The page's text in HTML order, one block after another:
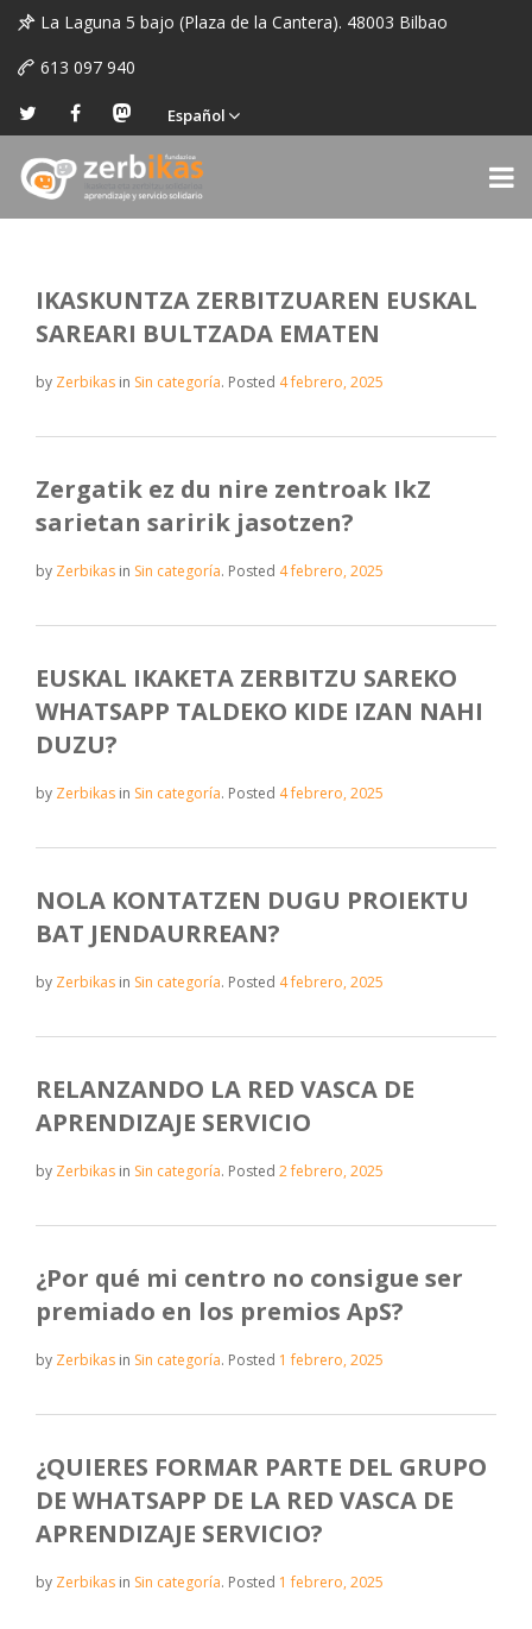
La Laguna 5 bajo (Plaza de la Cantera). 48003 Bilbao
613 097 940
Español
IKASKUNTZA ZERBITZUAREN EUSKAL
SAREARI BULTZADA EMATEN
by Zerbikas in Sin categoría. Posted 4 febrero, 2025
Zergatik ez du nire zentroak IkZ
sarietan saririk jasotzen?
by Zerbikas in Sin categoría. Posted 4 febrero, 2025
EUSKAL IKAKETA ZERBITZU SAREKO
WHATSAPP TALDEKO KIDE IZAN NAHI
DUZU?
by Zerbikas in Sin categoría. Posted 4 febrero, 2025
NOLA KONTATZEN DUGU PROIEKTU
BAT JENDAURREAN?
by Zerbikas in Sin categoría. Posted 4 febrero, 2025
RELANZANDO LA RED VASCA DE
APRENDIZAJE SERVICIO
by Zerbikas in Sin categoría. Posted 2 febrero, 2025
¿Por qué mi centro no consigue ser
premiado en los premios ApS?
by Zerbikas in Sin categoría. Posted 1 febrero, 2025
¿QUIERES FORMAR PARTE DEL GRUPO
DE WHATSAPP DE LA RED VASCA DE
APRENDIZAJE SERVICIO?
by Zerbikas in Sin categoría. Posted 1 febrero, 2025